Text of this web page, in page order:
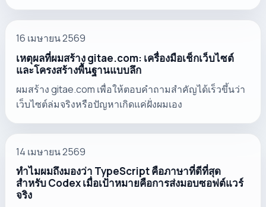
16 เมษายน 2569
เหตุผลที่ผมสร้าง gitae.com: เครื่องมือเช็กเว็บไซต์
และโครงสร้างพื้นฐานแบบลึก
ผมสร้าง gitae.com เพื่อให้ตอบคำถามสำคัญได้เร็วขึ้นว่า
เว็บไซต์ล่มจริงหรือปัญหาเกิดแค่ฝั่งผมเอง
14 เมษายน 2569
ทำไมผมถึงมองว่า TypeScript คือภาษาที่ดีที่สุด
สำหรับ Codex เมื่อเป้าหมายคือการส่งมอบซอฟต์แวร์
จริง